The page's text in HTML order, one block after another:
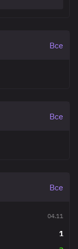
Все
Все
Все
04.11
1